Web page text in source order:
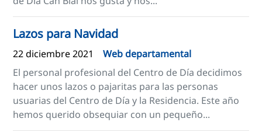
Lazos para Navidad
22 diciembre 2021
Web departamental
El personal profesional del Centro de Día decidimos
hacer unos lazos o pajaritas para las personas
usuarias del Centro de Día y la Residencia. Este año
hemos querido obsequiar con un pequeño...